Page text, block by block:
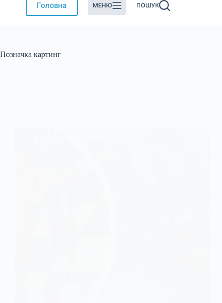
Головна МЕНЮ ПОШУК
Позначка картинг